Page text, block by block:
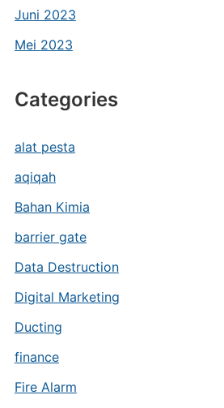
Juni 2023
Mei 2023
Categories
alat pesta
aqiqah
Bahan Kimia
barrier gate
Data Destruction
Digital Marketing
Ducting
finance
Fire Alarm